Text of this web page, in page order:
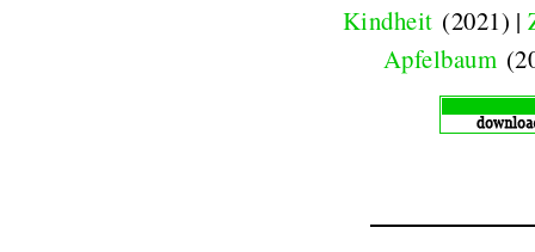
Kindheit (2021) |
Apfelbaum